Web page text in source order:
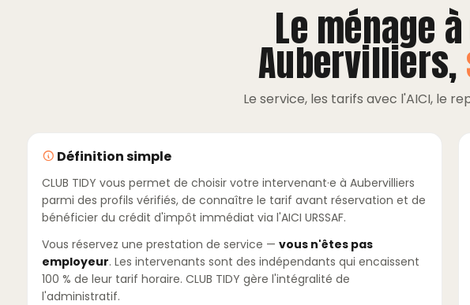
Le ménage
Aubervilliers,
Le service, les tarifs avec l'AICI, le
Définition simple
CLUB TIDY vous permet de choisir votre intervenant·e à Aubervilliers
parmi des profils vérifiés, de connaître le tarif avant réservation et de
bénéficier du crédit d'impôt immédiat via l'AICI URSSAF.
Vous réservez une prestation de service — vous n'êtes pas
employeur. Les intervenants sont des indépendants qui encaissent
100 % de leur tarif horaire. CLUB TIDY gère l'intégralité de
l'administratif.